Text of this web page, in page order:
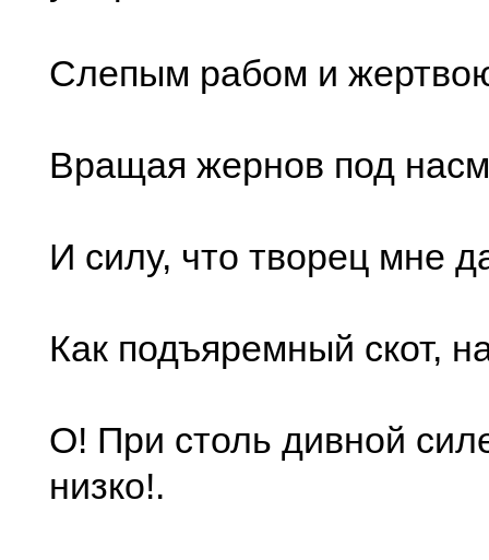
Слепым рабом и
Вращая жернов под
И силу, что творец мне
Как подъяремный скот,
О! При столь дивной
низко!.